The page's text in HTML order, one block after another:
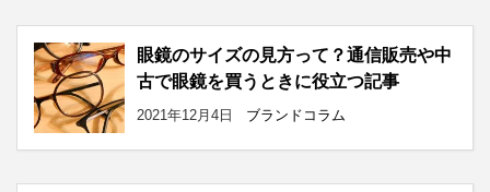
眼鏡のサイズの見方って？通信販売や中
古で眼鏡を買うときに役立つ記事
2021年12月4日 ブランドコラム